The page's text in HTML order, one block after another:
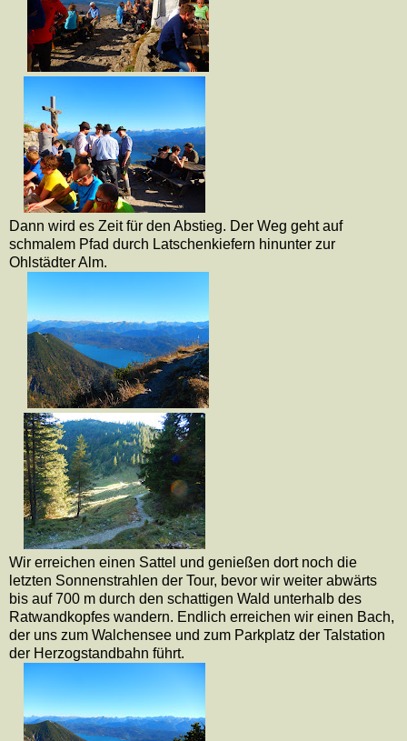
Dann wird es Zeit für den Abstieg. Der Weg geht auf
schmalem Pfad durch Latschenkiefern hinunter zur
Ohlstädter Alm.
Wir erreichen einen Sattel und genießen dort noch die
letzten Sonnenstrahlen der Tour, bevor wir weiter abwärts
bis auf 700 m durch den schattigen Wald unterhalb des
Ratwandkopfes wandern. Endlich erreichen wir einen Bach,
der uns zum Walchensee und zum Parkplatz der Talstation
der Herzogstandbahn führt.